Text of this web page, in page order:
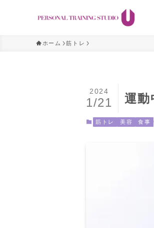
ホーム 筋トレ
運動
2024
1/21
筋トレ 美容 食事